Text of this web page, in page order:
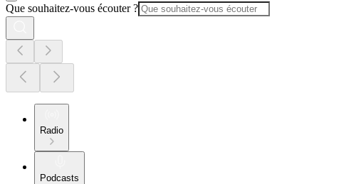
Que souhaitez-vous écouter ?
Radio
Podcasts